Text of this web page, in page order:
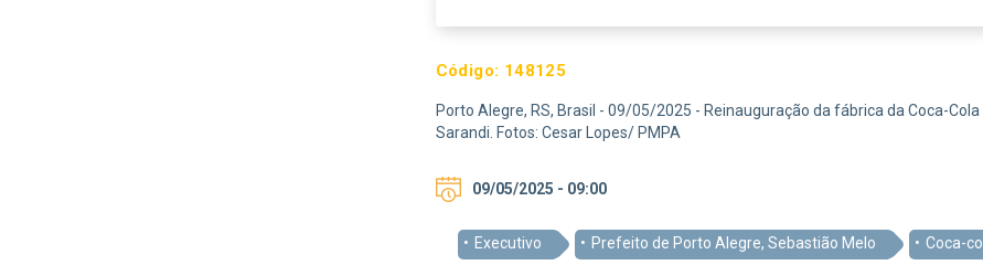
Código: 148125
Porto Alegre, RS, Brasil - 09/05/2025 - Reinauguração da fábrica da Coca-
Sarandi. Fotos: Cesar Lopes/ PMPA
09/05/2025 - 09:00
Executivo Prefeito de Porto Alegre, Sebastião Melo Coca-